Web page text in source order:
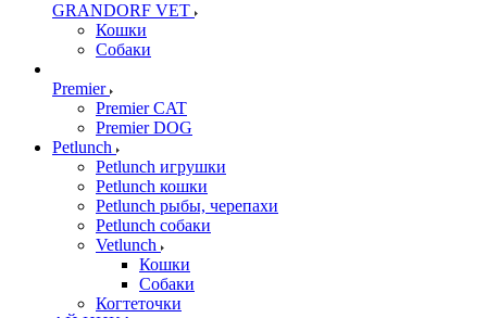
GRANDORF VET
Кошки
Собаки
Premier
Premier CAT
Premier DOG
Petlunch
Petlunch игрушки
Petlunch кошки
Petlunch рыбы, черепахи
Petlunch собаки
Vetlunch
Кошки
Собаки
Когтеточки